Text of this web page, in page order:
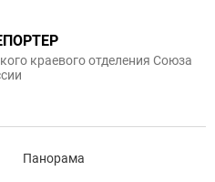
краевого отделения Союза
Панорама